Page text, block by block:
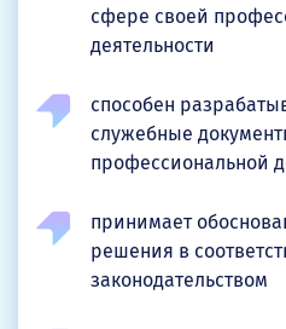
сфере своей
деятельности
способен
служебные
профессиональной
принимает
решения в
законодательством